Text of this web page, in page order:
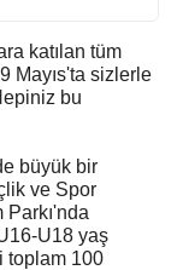
katılan tüm
Mayıs'ta sizlerle
bu
büyük bir
ve Spor
Parkı'nda
U18 yaş
toplam 100